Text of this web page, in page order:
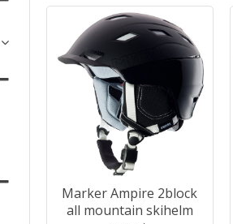
Marker Ampire 2block
all mountain skihelm